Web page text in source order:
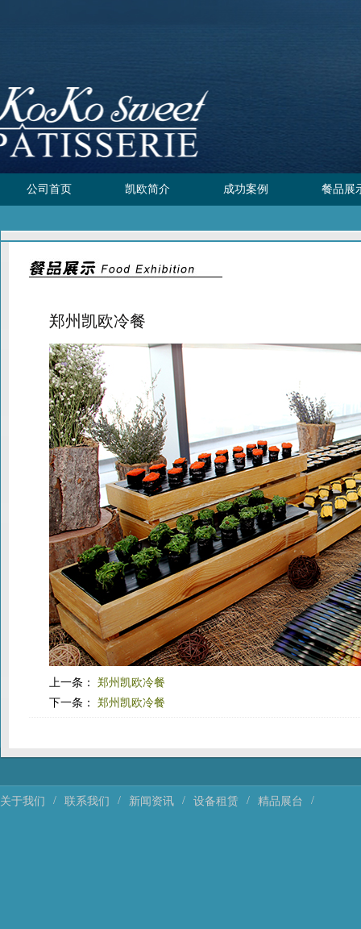
公司首页 凯欧简介 成功案例 餐品展
郑州凯欧冷餐
上一条： 郑州凯欧冷餐
下一条： 郑州凯欧冷餐
关于我们 / 联系我们 / 新闻资讯 / 设备租赁 / 精品展台 /